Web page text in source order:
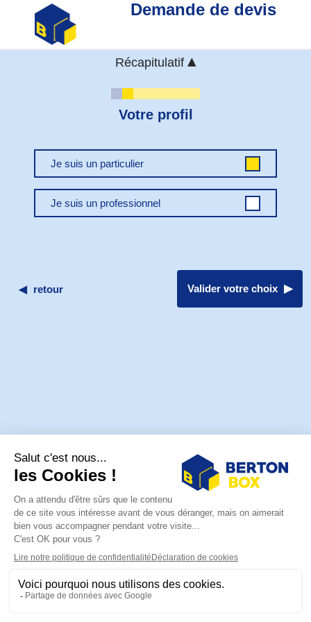
Demande de devis
Récapitulatif
131 Rue de la Grange Quillet
37700 Saint-Pierre-des-Corps
Votre profil
Je suis un particulier
Je suis un professionnel
Valider votre choix
◀ retour
Besoin d'aide pour choisir ?